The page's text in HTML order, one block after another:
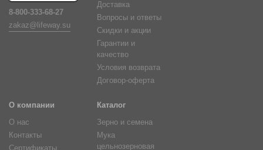
8-800-333-68-27
zakaz@lifeway.su
Доставка
Вопросы и ответы
Скидки и акции
Гарантии и
качество
Условия возврата
Договор-оферта
О компании
О нас
Контакты
Каталог
Зерно и семена
Мука
цельнозерновая